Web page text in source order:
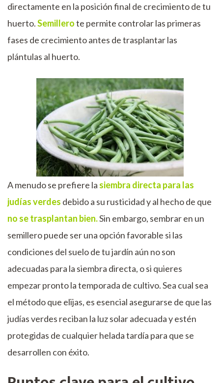
directamente en la posición final de crecimiento de tu
huerto.Semillerote permite controlar las primeras
fases de crecimiento antes de trasplantar las
plántulas al huerto.
A menudo se prefiere la siembra directa para las
judías verdes debido a su rusticidad y al hecho de que
no se trasplantan bien.Sin embargo, sembrar en un
semillero puede ser una opción favorable si las
condiciones del suelo de tu jardín aún no son
adecuadas para la siembra directa, o si quieres
empezar pronto la temporada de cultivo. Sea cual sea
el método que elijas, es esencial asegurarse de que las
judías verdes reciban la luz solar adecuada y estén
protegidas de cualquier helada tardía para que se
desarrollen con éxito.